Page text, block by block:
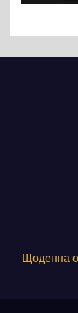
Щоденна